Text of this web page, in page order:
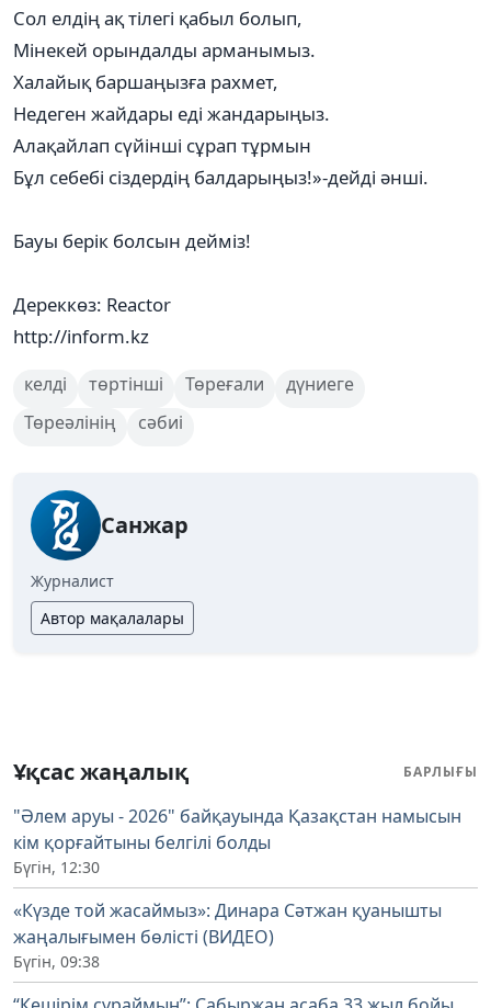
Сол елдің ақ тілегі қабыл болып,
Мінекей орындалды арманымыз.
Халайық баршаңызға раxмет,
Недеген жайдары еді жандарыңыз.
Алақайлап сүйінші сұрап тұрмын
Бұл себебі сіздердің балдарыңыз!»-дейді әнші.
Бауы берік болсын дейміз!
Дереккөз: Reactor
http://inform.kz
келді төртінші Төреғали
дүниеге
Төреәлінің
сәбиі
Санжар
Журналист
Автор мақалалары
Ұқсас жаңалық БАРЛЫҒЫ
"Әлем аруы - 2026" байқауында Қазақстан намысын
кім қорғайтыны белгілі болды
Бүгін, 12:30
«Күзде той жасаймыз»: Динара Сәтжан қуанышты
жаңалығымен бөлісті (ВИДЕО)
Бүгін, 09:38